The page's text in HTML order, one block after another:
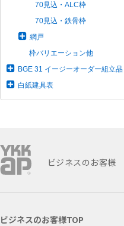
70見込・ALC枠
70見込・鉄骨枠
網戸
枠バリエーション他
BGE 31 イージーオーダー組立品
白紙建具表
ビジネスのお客様
ビジネスのお客様TOP